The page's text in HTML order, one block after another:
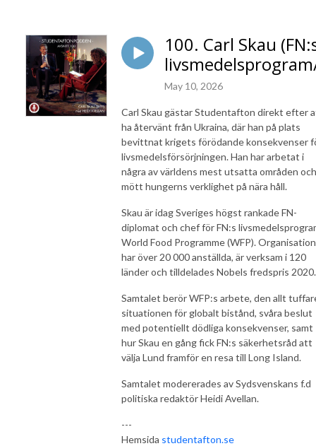
100. Carl Skau
May 10, 2026
Carl Skau gästar Studentafton direkt efter
ha återvänt från Ukraina, där han på plats
bevittnat krigets förödande konsekvenser
livsmedelsförsörjningen. Han har arbetat i
några av världens mest utsatta områden och
mött hungerns verklighet på nära håll.
Skau är idag Sveriges högst rankade FN-
diplomat och chef för FN:s
World Food Programme (WFP).
har över 20 000 anställda, är verksam i 120
länder och tilldelades Nobels fredspris 2020.
Samtalet berör WFP:s arbete, den allt
situationen för globalt bistånd, svåra beslut
med potentiellt dödliga konsekvenser, samt
hur Skau en gång fick FN:s säkerhetsråd att
välja Lund framför en resa till Long Island.
Samtalet modererades av Sydsvenskans f.d
politiska redaktör Heidi Avellan.
---
Hemsida studentafton.se